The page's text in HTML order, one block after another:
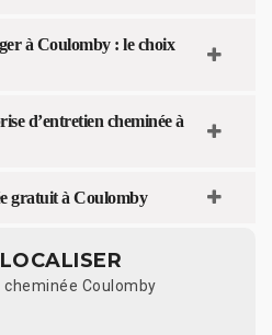
à Coulomby : le choix
d’entretien cheminée à
gratuit à Coulomby
cheminée Coulomby